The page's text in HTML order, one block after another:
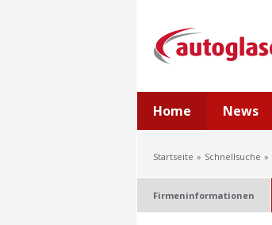
Home News
Startseite Schnellsuche
Firmeninformationen